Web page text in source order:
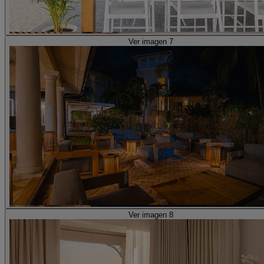
Ver imagen 7
Ver imagen 8